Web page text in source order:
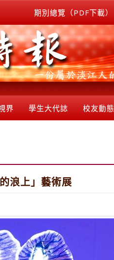
期別總覽（PDF下載）
界 學生大代誌 校友動態
浪上」藝術展